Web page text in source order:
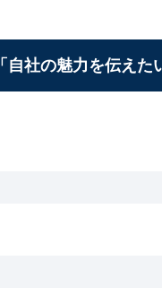
「自社の魅力を伝え